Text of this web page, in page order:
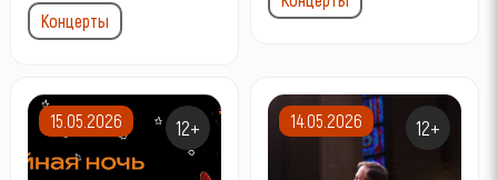
Концерты
15.05.2026 12+ 14.05.2026 12+